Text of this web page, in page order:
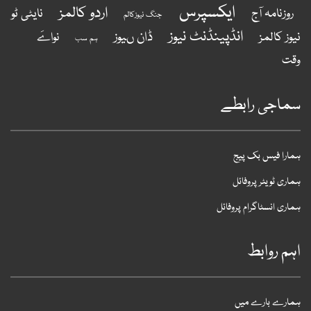
روزنامہ آج ایکسپرس جنگ نیوزکالم اردو کالمز
نایٹی ٹو
کالمز
انڈپینڈنٹ نیوز ڈان ںیوز ہم سب
نواےَ
رابطے
فیس بک پیج
ٹویٹر پروفائل
انسٹاگرام پروفائل
روابط
بارے میں